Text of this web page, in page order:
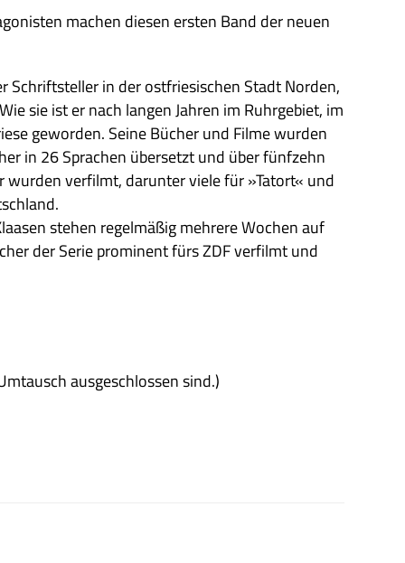
machen die­sen ersten Band der neuen
Schrift­stel­ler in der ost­frie­si­schen Stadt Nor­den,
sie ist er nach lan­gen Jah­ren im Ruhr­ge­biet, im
gewor­den. Seine Bücher und Filme wur­den
in 26 Spra­chen über­setzt und über fünf­zehn
ver­filmt, dar­un­ter viele für »Tat­ort« und
ste­hen regel­mä­ßig meh­rere Wochen auf
der Serie pro­mi­nent fürs ZDF ver­filmt und
aus­ge­schlos­sen sind.)